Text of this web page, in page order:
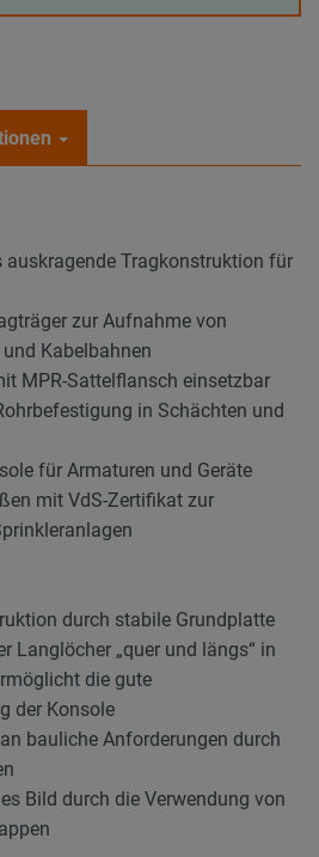
auskragende Tragkonstruktion für
zur Aufnahme von
Kabelbahnen
MPR-Sattelflansch einsetzbar
in Schächten und
für Armaturen und Geräte
mit VdS-Zertifikat zur
durch stabile Grundplatte
Langlöcher „quer und längs“ in
die gute
der Konsole
bauliche Anforderungen durch
Bild durch die Verwendung von